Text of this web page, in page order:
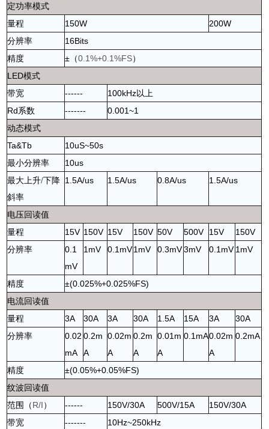
定功率模式
量程
150W
200W
分辨率
16Bits
精度
± （0.1%+0.1%FS）
LED模式
带宽
------ 100kHz以上
Rd系数 -------
0.001~1
动态模式
Ta&Tb
10uS~50s
最小分辨率
10us
最大上升/下降
斜率
1.5A/us 1.5A/us 0.8A/us 1.5A/us
电压回读值
量程
15V 150V 15V 150V 50V 500V 15V
150V
分辨率
0.1
mV
1mV 0.1mV1mV 0.3mV3mV 0.1mV 1mV
精度
±(0.025%+0.025%FS)
电流回读值
量程
3A 30A 3A 30A 1.5A 15A 3A
30A
分辨率
0.02
mA
0.2m
A
0.02m
A
0.2m
A
0.01m
A
0.1mA0.02m
A
0.2mA
精度
±(0.05%+0.05%FS)
纹波回读值
范围（R/I） ------ 150V/30A 500V/15A
150V/30A
带宽
-------
10Hz~250kHz